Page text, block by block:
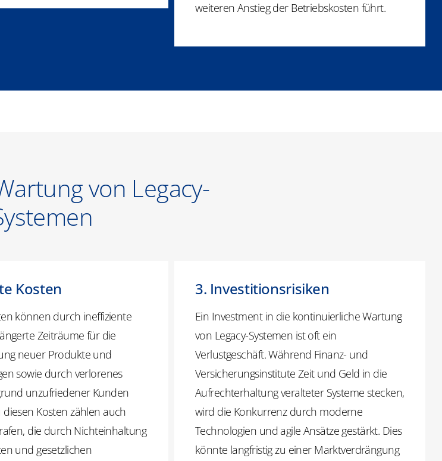
weiteren Anstieg der Betriebskosten führt.
von Legacy-
Kosten
können durch ineffiziente
Zeiträume für die
neuer Produkte und
sowie durch verlorenes
unzufriedener Kunden
Kosten zählen auch
die durch Nichteinhaltung
und gesetzlichen
3. Investitionsrisiken
Ein Investment in die kontinuierliche Wartung
von Legacy-Systemen ist oft ein
Verlustgeschäft. Während Finanz- und
Versicherungsinstitute Zeit und Geld in die
Aufrechterhaltung veralteter Systeme stecken,
wird die Konkurrenz durch moderne
Technologien und agile Ansätze gestärkt. Dies
könnte langfristig zu einer Marktverdrängung